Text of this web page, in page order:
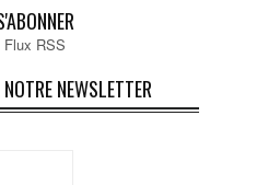
Flux RSS
NEWSLETTER